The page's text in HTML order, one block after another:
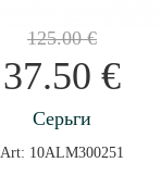
125.00€
37.50 €
Серьги
Art: 10ALM300251